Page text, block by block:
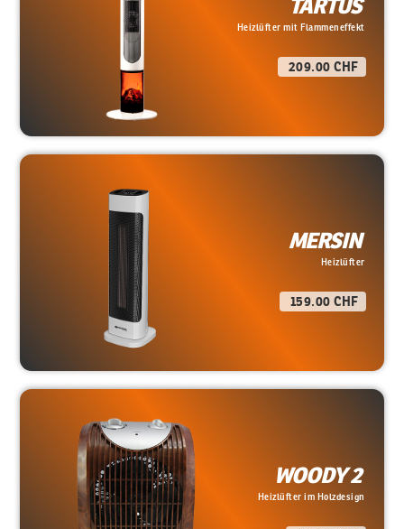
Heizlüfter mit Flammeneffekt
209.00 CHF
MERSIN
Heizlüfter
159.00 CHF
WOODY 2
Heizlüfter im Holzdesign